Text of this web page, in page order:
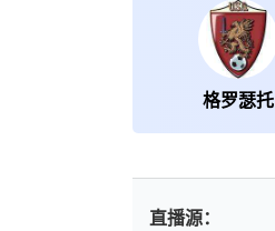
格罗瑟托
直播源：